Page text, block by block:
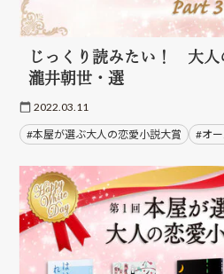
じっくり読みたい！ 大
瀧井朝世・選
2022.03.11
#本屋が選ぶ大人の恋愛小説大賞 #オ